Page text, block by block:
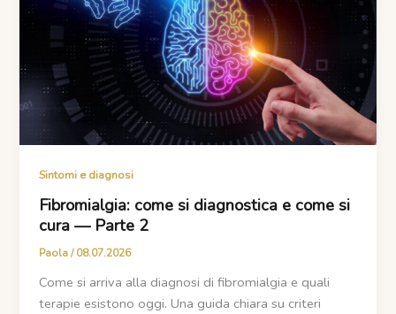
Sintomi e diagnosi
Fibromialgia: come si diagnostica e come si
cura — Parte 2
Paola/08.07.2026
Come si arriva alla diagnosi di fibromialgia e quali
terapie esistono oggi. Una guida chiara su criteri